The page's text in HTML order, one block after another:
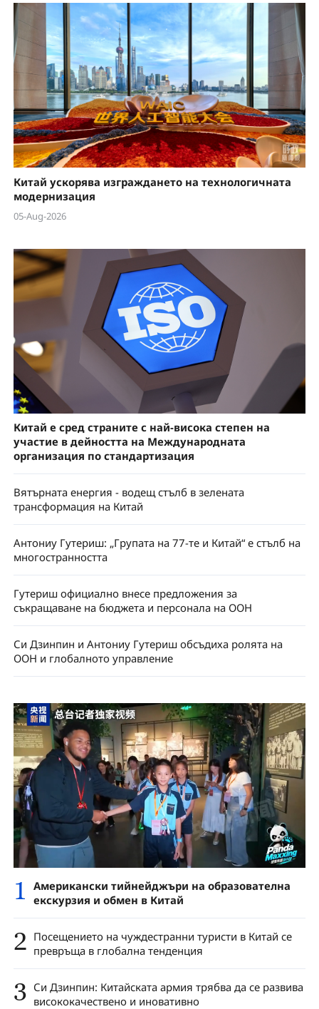
Китай ускорява изграждането на технологичната
модернизация
05-Aug-2026
Китай е сред страните с най-висока степен на
участие в дейността на Международната
организация по стандартизация
Вятърната енергия - водещ стълб в зелената
трансформация на Китай
Антониу Гутериш: „Групата на 77-те и Китай“ е стълб на
многостранността
Гутериш официално внесе предложения за
съкращаване на бюджета и персонала на ООН
Си Дзинпин и Антониу Гутериш обсъдиха ролята на
ООН и глобалното управление
1 Американски тийнейджъри на образователна
екскурзия и обмен в Китай
2 Посещението на чуждестранни туристи в Китай се
превръща в глобална тенденция
3 Си Дзинпин: Китайската армия трябва да се развива
висококачествено и иновативно